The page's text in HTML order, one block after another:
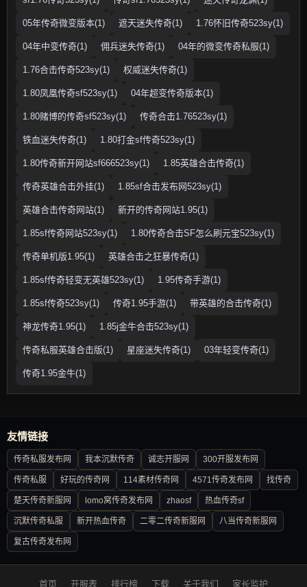
05年传奇微变版本(1) 遮天迷失传奇(1) 1.76怀旧传奇523sy(1)
04年中变传奇(1) 佣兵迷失传奇(1) 04年的微变传奇私服(1)
1.76合击传奇523sy(1) 权威迷失传奇(1)
1.80凤凰传奇sf523sy(1) 04年超变传奇版本(1)
1.80赌博的传奇sf523sy(1) 传奇合击1.76523sy(1)
铁血迷失传奇(1) 1.80打金sf传奇523sy(1)
1.80传奇新开网站sf666523sy(1) 1.85英雄合击传奇(1)
传奇英雄合击外挂(1) 1.85sf合击发布网523sy(1)
英雄合击传奇网站(1) 新开的传奇网站1.95(1)
1.85sf传奇网站523sy(1) 1.80传奇合击SF怎么刷元宝523sy(1)
传奇单机版1.95(1) 英雄合击之狂暴传奇(1)
1.85sf传奇轻变无英雄523sy(1) 1.95传奇手游(1)
1.85sf传奇523sy(1) 传奇1.95手游(1) 带英雄的合击传奇(1)
神龙传奇1.95(1) 1.85j金牛合击523sy(1)
传奇私服英雄合击版(1) 星座迷失传奇(1) 03年轻变传奇(1)
传奇1.95金牛(1)
友情链接
传奇私服发布网 我本沉默传奇 诚志开服网 300开服发布网
传奇私服 好玩的传奇网 114素材传奇网 4571传奇发布网 找传奇
楚天传奇新服网 lomo窝传奇发布网 zhaosf 热血传奇sf
沉默传奇私服 新开热血传奇 二零二传奇新服网 八当传奇新服网
复古传奇发布网
首页 开服表 排行榜 下载 关于我们 家长监护